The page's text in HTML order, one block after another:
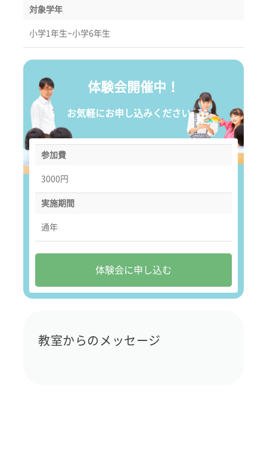
対象学年
小学1年生~小学6年生
体験会開催中！
お気軽にお申し込みください。
参加費
3000円
実施期間
通年
体験会に申し込む
教室からのメッセージ